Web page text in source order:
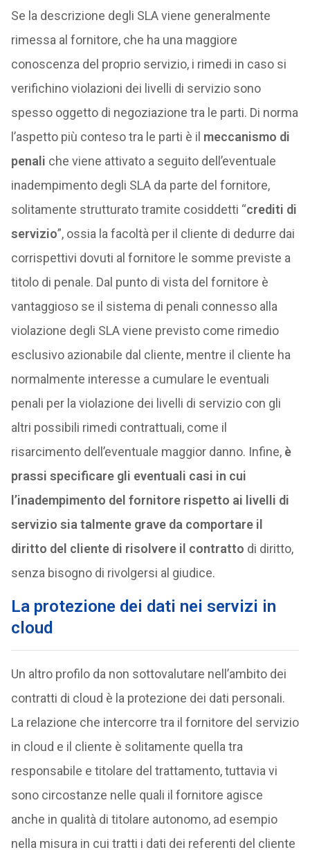
Se la descrizione degli SLA viene generalmente
rimessa al fornitore, che ha una maggiore
conoscenza del proprio servizio, i rimedi in caso si
verifichino violazioni dei livelli di servizio sono
spesso oggetto di negoziazione tra le parti. Di norma
l’aspetto più conteso tra le parti è il meccanismo di
penali che viene attivato a seguito dell’eventuale
inadempimento degli SLA da parte del fornitore,
solitamente strutturato tramite cosiddetti “crediti di
servizio”, ossia la facoltà per il cliente di dedurre dai
corrispettivi dovuti al fornitore le somme previste a
titolo di penale. Dal punto di vista del fornitore è
vantaggioso se il sistema di penali connesso alla
violazione degli SLA viene previsto come rimedio
esclusivo azionabile dal cliente, mentre il cliente ha
normalmente interesse a cumulare le eventuali
penali per la violazione dei livelli di servizio con gli
altri possibili rimedi contrattuali, come il
risarcimento dell’eventuale maggior danno. Infine,è
prassi specificare gli eventuali casi in cui
l’inadempimento del fornitore rispetto ai livelli di
servizio sia talmente grave da comportare il
diritto del cliente di risolvere il contratto di diritto,
senza bisogno di rivolgersi al giudice.
La protezione dei dati nei servizi in
cloud
Un altro profilo da non sottovalutare nell’ambito dei
contratti di cloud è la protezione dei dati personali.
La relazione che intercorre tra il fornitore del servizio
in cloud e il cliente è solitamente quella tra
responsabile e titolare del trattamento, tuttavia vi
sono circostanze nelle quali il fornitore agisce
anche in qualità di titolare autonomo, ad esempio
nella misura in cui tratti i dati dei referenti del cliente